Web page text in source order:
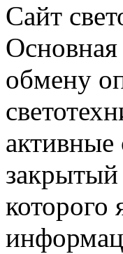
Сайт
Основная
обмену
которого